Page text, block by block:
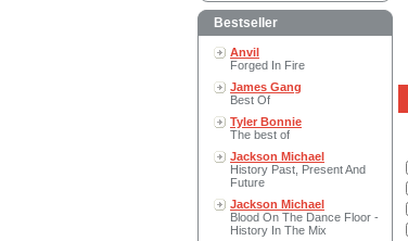
Bestseller
Anvil
Forged In Fire
James Gang
Best Of
Tyler Bonnie
The best of
Jackson Michael
History Past, Present And
Future
Jackson Michael
Blood On The Dance Floor -
History In The Mix